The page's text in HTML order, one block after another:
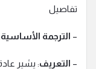
تفاصيل
– الترجمة الأساسية
– التعريف: يشير